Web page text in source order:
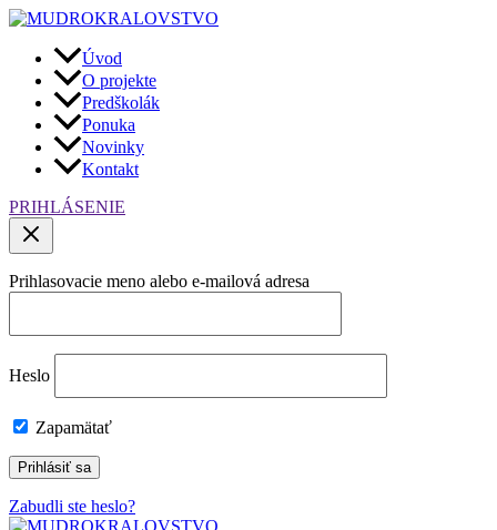
Preskočiť
obsah
Úvod
O projekte
Predškolák
Ponuka
Novinky
Kontakt
PRIHLÁSENIE
Prihlasovacie meno alebo e-mailová adresa
Heslo
Zapamätať
Zabudli ste heslo?